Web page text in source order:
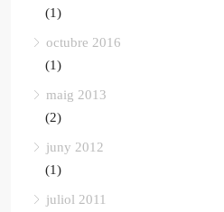
(1)
octubre 2016
(1)
maig 2013
(2)
juny 2012
(1)
juliol 2011